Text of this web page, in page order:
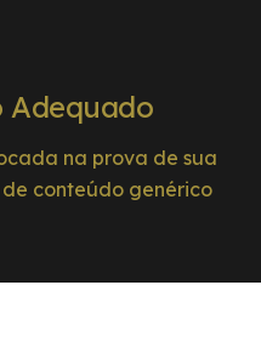
Adequado
na prova de sua
conteúdo genérico